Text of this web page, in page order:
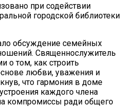
при содействии
городской библиотеки
обсуждение семейных
Священнослужитель
о том, как строить
любви, уважения и
что гармония в доме
каждого члена
компромиссы ради общего